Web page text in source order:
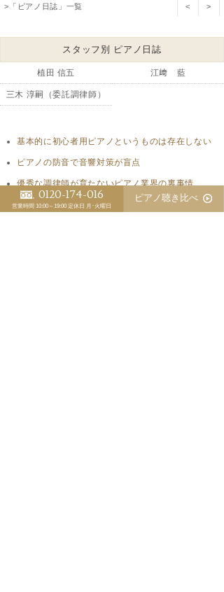
0120-174-016
営業時間 10:00～19:00 定休日 月･火曜日
>「ピアノ日誌」一覧 < >
スタッフ別 ピアノ日誌
植田 信五 江﨑 藍
三木 淳嗣（委託調律師）
基本的に初心者用ピアノというものは存在しない
ピアノの防音で音響対策が盲点
優秀な調律師が育たないピアノ業界の裏事情
ピアノの防音にピアノマスクのお勧め
ピアノ聴き比べ